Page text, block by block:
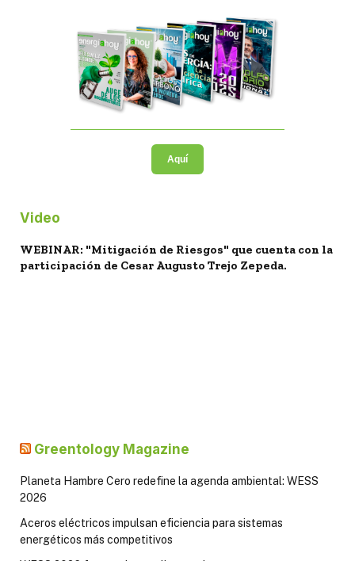
Aquí
Video
WEBINAR: "Mitigación de Riesgos" que cuenta con la
participación de Cesar Augusto Trejo Zepeda.
Greentology Magazine
Planeta Hambre Cero redefine la agenda ambiental: WESS
2026
Aceros eléctricos impulsan eficiencia para sistemas
energéticos más competitivos